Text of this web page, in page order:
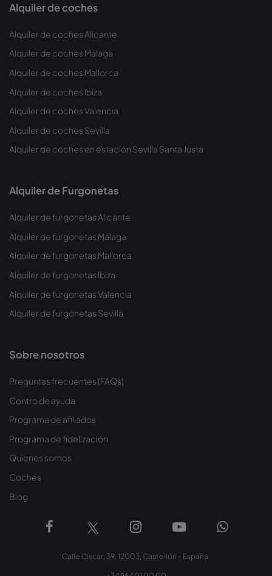
Alquiler de coches
Alquiler de coches Alicante
Alquiler de coches Málaga
Alquiler de coches Mallorca
Alquiler de coches Ibiza
Alquiler de coches Valencia
Alquiler de coches Sevilla
Alquiler de coches en estación Sevilla Santa Justa
Alquiler de Furgonetas
Alquiler de furgonetas Alicante
Alquiler de furgonetas Málaga
Alquiler de furgonetas Mallorca
Alquiler de furgonetas Ibiza
Alquiler de furgonetas Valencia
Alquiler de furgonetas Sevilla
Sobre nosotros
Preguntas frecuentes (FAQs)
Centro de ayuda
Programa de afiliados
Programa de fidelización
Quienes somos
Coches
Blog
Calle Ciscar, 39, 12003, Castellón - España.